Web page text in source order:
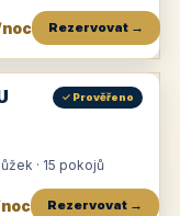
Rezervovat →
✓ Prověřeno
· 15 pokojů
Rezervovat →